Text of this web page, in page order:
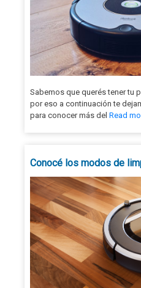
Sabemos que querés tener tu
por eso a continuación te
para conocer más del Read
Conocé los modos de